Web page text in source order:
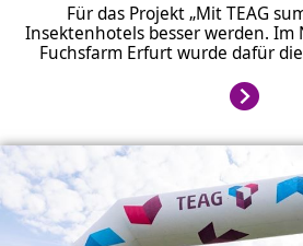
Für das Projekt „Mit TEAG
Insektenhotels besser werden. Im
Fuchsfarm Erfurt wurde dafür